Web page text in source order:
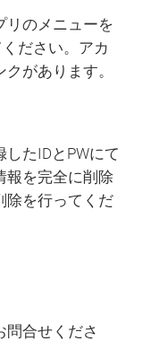
リのメニューを
ださい。アカ
があります。
たIDとPWにて
報を完全に削除
除を行ってくだ
問合せくださ